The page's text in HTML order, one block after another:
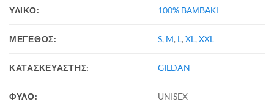
ΥΛΙΚΟ: 100% ΒΑΜΒΑΚΙ
ΜΕΓΕΘΟΣ: S, M, L,XL,XXL
ΚΑΤΑΣΚΕΥΑΣΤΗΣ: GILDAN
ΦΥΛΟ: UNISEX